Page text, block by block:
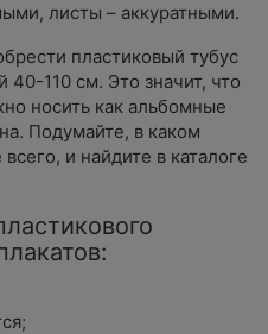
листы – аккуратными.
пластиковый тубус
110 см. Это значит, что
носить как альбомные
Подумайте, в каком
и найдите в каталоге